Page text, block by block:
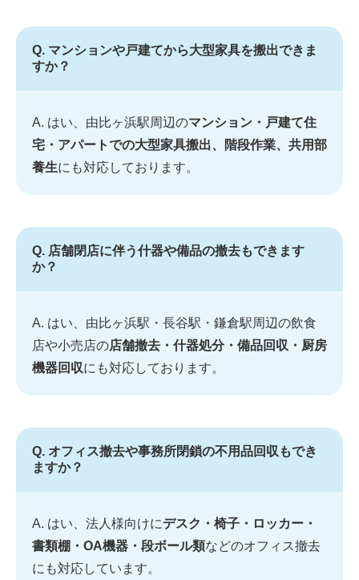
Q. マンションや戸建てから大型家具を搬出できま
すか？
A. はい、由比ヶ浜駅周辺のマンション・戸建て住
宅・アパートでの大型家具搬出、階段作業、共用部
養生にも対応しております。
Q. 店舗閉店に伴う什器や備品の撤去もできます
か？
A. はい、由比ヶ浜駅・長谷駅・鎌倉駅周辺の飲食
店や小売店の店舗撤去・什器処分・備品回収・厨房
機器回収にも対応しております。
Q. オフィス撤去や事務所閉鎖の不用品回収もでき
ますか？
A. はい、法人様向けにデスク・椅子・ロッカー・
書類棚・OA機器・段ボール類などのオフィス撤去
にも対応しています。